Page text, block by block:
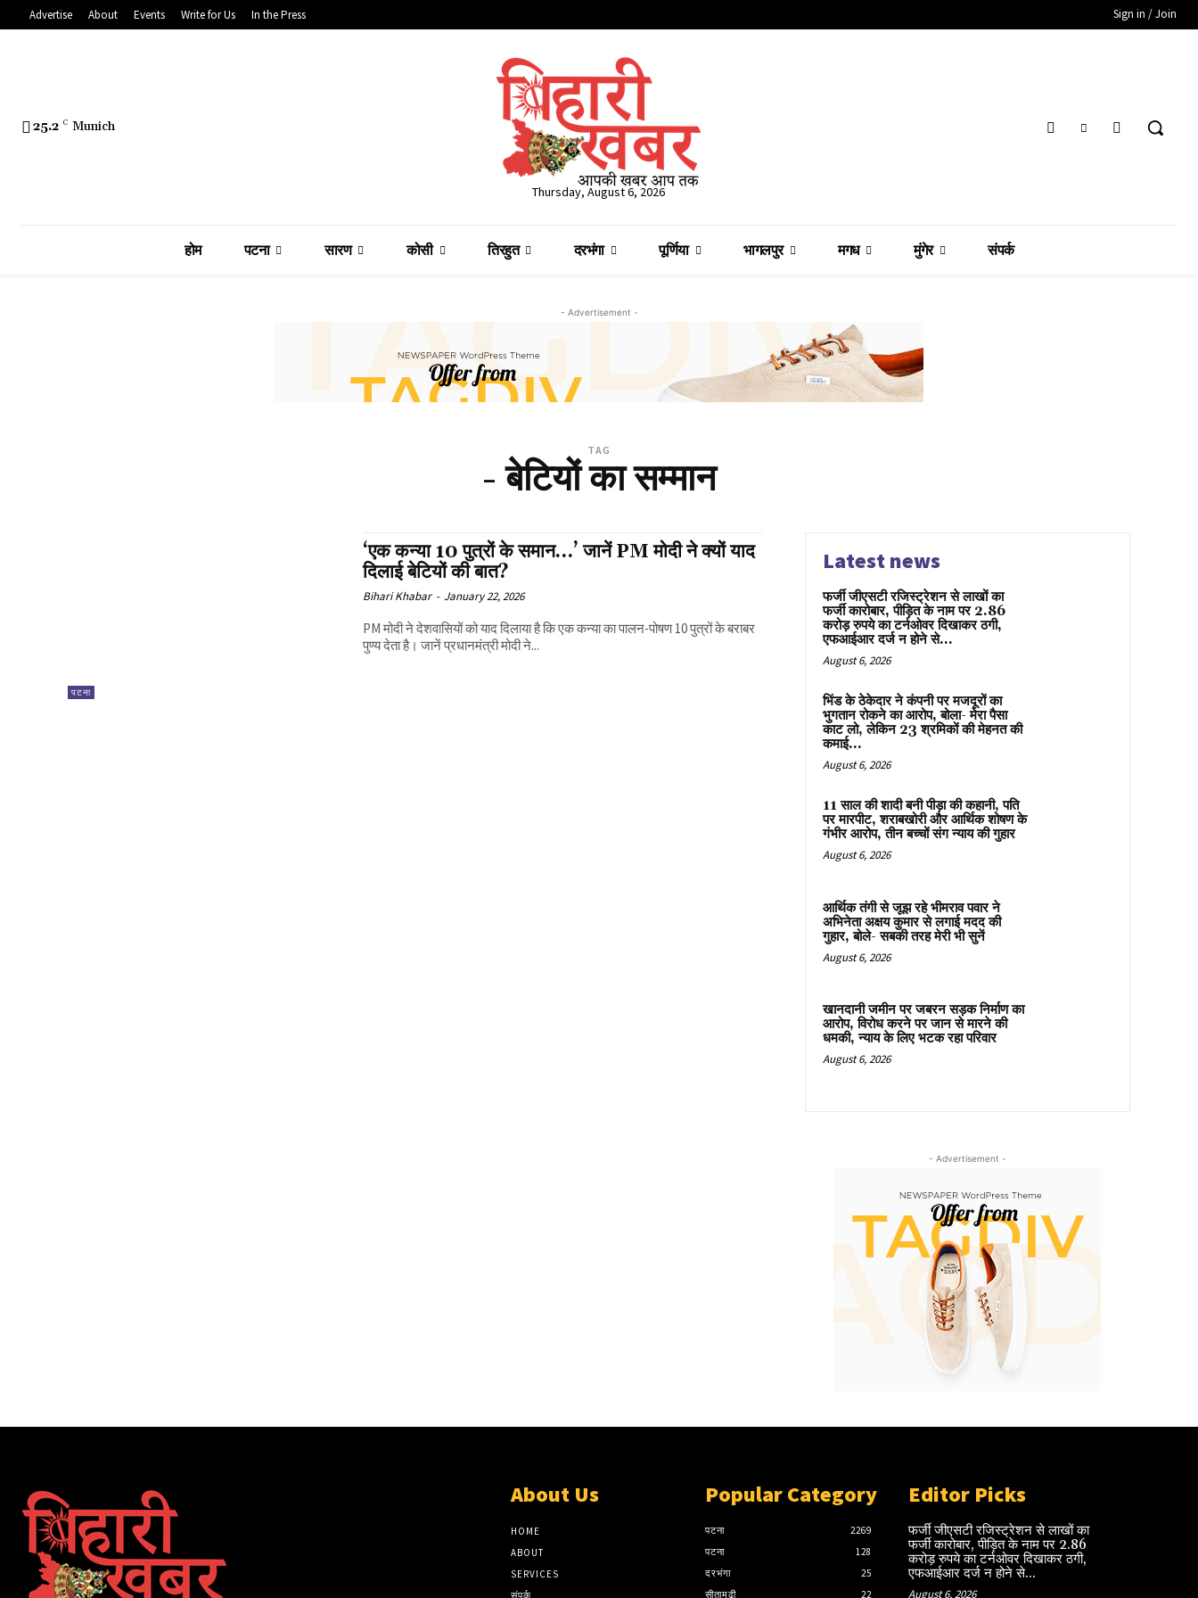
Advertise About Events Write for Us In the Press Sign in / Join
25.2 C Munich
Thursday, August 6, 2026
होम पटना सारण कोसी तिरहुत दरभंगा पूर्णिया भागलपुर मगध मुंगेर संपर्क
- Advertisement -
TAG
- बेटियों का सम्मान
पटना
‘एक कन्या 10 पुत्रों के समान…’ जानें PM मोदी ने क्यों याद
दिलाई बेटियों की बात?
Bihari Khabar - January 22, 2026
PM मोदी ने देशवासियों को याद दिलाया है कि एक कन्या का पालन-पोषण 10 पुत्रों के बराबर
पुण्य देता है। जानें प्रधानमंत्री मोदी ने...
Latest news
फर्जी जीएसटी रजिस्ट्रेशन से लाखों का
फर्जी कारोबार, पीड़ित के नाम पर 2.86
करोड़ रुपये का टर्नओवर दिखाकर ठगी,
एफआईआर दर्ज न होने से...
August 6, 2026
भिंड के ठेकेदार ने कंपनी पर मजदूरों का
भुगतान रोकने का आरोप, बोला- मेरा पैसा
काट लो, लेकिन 23 श्रमिकों की मेहनत की
कमाई...
August 6, 2026
11 साल की शादी बनी पीड़ा की कहानी, पति
पर मारपीट, शराबखोरी और आर्थिक शोषण के
गंभीर आरोप, तीन बच्चों संग न्याय की गुहार
August 6, 2026
आर्थिक तंगी से जूझ रहे भीमराव पवार ने
अभिनेता अक्षय कुमार से लगाई मदद की
गुहार, बोले- सबकी तरह मेरी भी सुनें
August 6, 2026
खानदानी जमीन पर जबरन सड़क निर्माण का
आरोप, विरोध करने पर जान से मारने की
धमकी, न्याय के लिए भटक रहा परिवार
August 6, 2026
- Advertisement -
About Us
HOME
ABOUT
SERVICES
संपर्क
Popular Category
पटना
2269
पटना
128
दरभंगा
25
सीतामढ़ी
22
Editor Picks
फर्जी जीएसटी रजिस्ट्रेशन से लाखों का
फर्जी कारोबार, पीड़ित के नाम पर 2.86
करोड़ रुपये का टर्नओवर दिखाकर ठगी,
एफआईआर दर्ज न होने से...
August 6, 2026